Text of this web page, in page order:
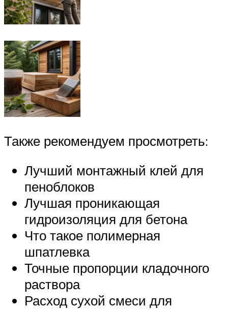
Также рекомендуем просмотреть:
Лучший монтажный клей для
пеноблоков
Лучшая проникающая
гидроизоляция для бетона
Что такое полимерная
шпатлевка
Точные пропорции кладочного
раствора
Расход сухой смеси для